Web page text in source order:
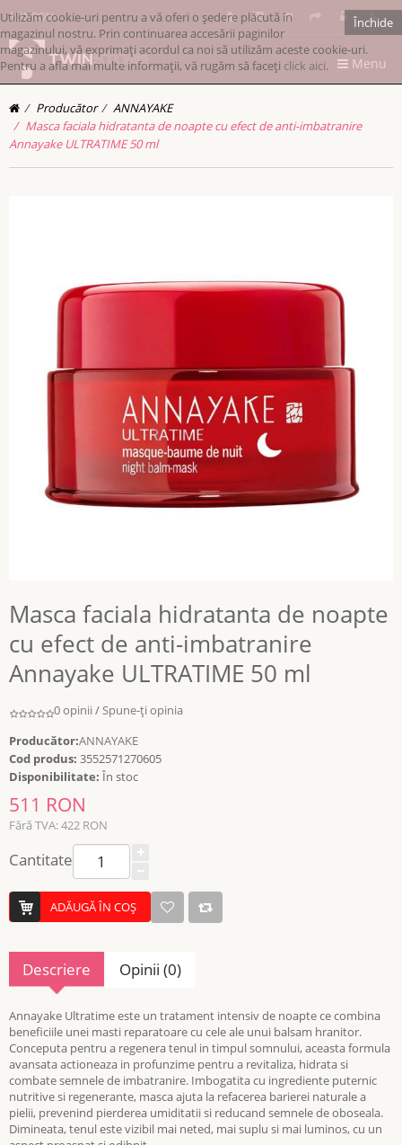
RONRON
Menu
Producător
ANNAYAKE
Masca faciala hidratanta de noapte cu efect de anti-imbatranire
Annayake ULTRATIME 50 ml
Masca faciala hidratanta de noapte
cu efect de anti-imbatranire
Annayake ULTRATIME 50 ml
0 opinii /Spune-ţi opinia
Producător:ANNAYAKE
Cod produs: 3552571270605
Disponibilitate: În stoc
511 RON
Fără TVA: 422 RON
Cantitate
ADĂUGĂ ÎN COŞ
Descriere Opinii (0)
Annayake Ultratime este un tratament intensiv de noapte ce combina
beneficiile unei masti reparatoare cu cele ale unui balsam hranitor.
Conceputa pentru a regenera tenul in timpul somnului, aceasta formula
avansata actioneaza in profunzime pentru a revitaliza, hidrata si
combate semnele de imbatranire. Imbogatita cu ingrediente puternic
nutritive si regenerante, masca ajuta la refacerea barierei naturale a
pielii, prevenind pierderea umiditatii si reducand semnele de oboseala.
Dimineata, tenul este vizibil mai neted, mai suplu si mai luminos, cu un
Închide
Utilizăm cookie-uri pentru a vă oferi o ședere plăcută în
magazinul nostru. Prin continuarea accesării paginilor
magazinului, vă exprimați acordul ca noi să utilizăm aceste cookie-uri.
Pentru a afla mai multe informații, vă rugăm să faceți click aici.